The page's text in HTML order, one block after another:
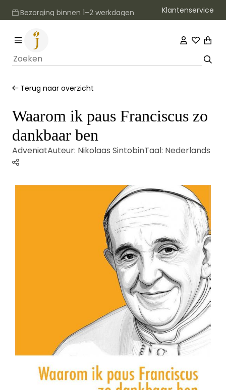
Bezorging binnen 1–2 werkdagen Klantenservice
Terug naar overzicht
Waarom ik paus Franciscus zo
dankbaar ben
AdveniatAuteur: Nikolaas SintobinTaal: Nederlands